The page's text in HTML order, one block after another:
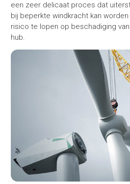
een zeer delicaat proces dat
bij beperkte windkracht kan
risico te lopen op beschadiging
hub.